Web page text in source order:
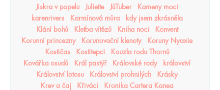
Jiskra v popelu
Juliette JůTuber
Kameny moci
karenrivers
Karmínová můra
kdy jsem zkrásněla
Klání bohů
Kletba vítězů Kniha noci
Konvent
Korunní princezny
Korunovační klenoty
Koruny Nyaxie
Kostičas
Kostitepci
Kouzla rodu Thornů
Kovářka osudů
Král pastýř Královské rody
království
Království lotosu
Království prohnilých
Krásky
Krev a čaj
Křiváci
Kronika Cartera Kanea